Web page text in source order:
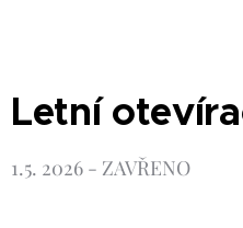
Letní
1.5. 2026 - ZAVŘENO